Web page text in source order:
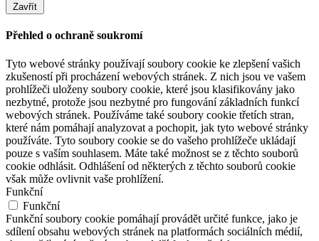
Zavřít
Přehled o ochraně soukromí
Tyto webové stránky používají soubory cookie ke zlepšení vašich
zkušeností při procházení webových stránek. Z nich jsou ve vašem
prohlížeči uloženy soubory cookie, které jsou klasifikovány jako
nezbytné, protože jsou nezbytné pro fungování základních funkcí
webových stránek. Používáme také soubory cookie třetích stran,
které nám pomáhají analyzovat a pochopit, jak tyto webové stránky
používáte. Tyto soubory cookie se do vašeho prohlížeče ukládají
pouze s vaším souhlasem. Máte také možnost se z těchto souborů
cookie odhlásit. Odhlášení od některých z těchto souborů cookie
však může ovlivnit vaše prohlížení.
Funkční
Funkční
Funkční soubory cookie pomáhají provádět určité funkce, jako je
sdílení obsahu webových stránek na platformách sociálních médií,